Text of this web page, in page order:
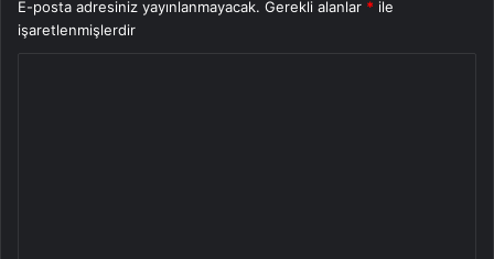
E-posta adresiniz yayınlanmayacak. Gerekli alanlar * ile
işaretlenmişlerdir